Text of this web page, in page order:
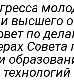
высшего
по